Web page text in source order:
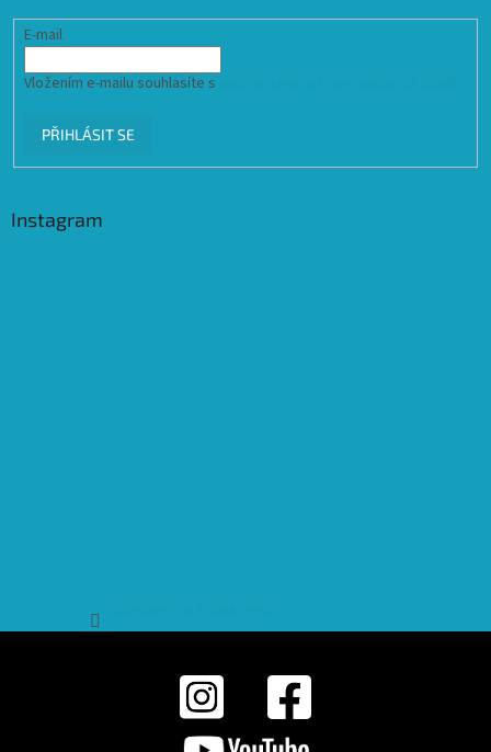
E-mail
Vložením e-mailu souhlasíte s
PŘIHLÁSIT SE
Instagram